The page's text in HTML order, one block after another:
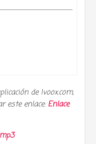
de Ivoox.com,
este enlace: Enlace